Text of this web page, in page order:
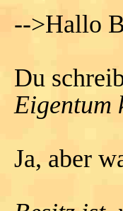
-->Hallo
Du
Eigentum
Ja, aber